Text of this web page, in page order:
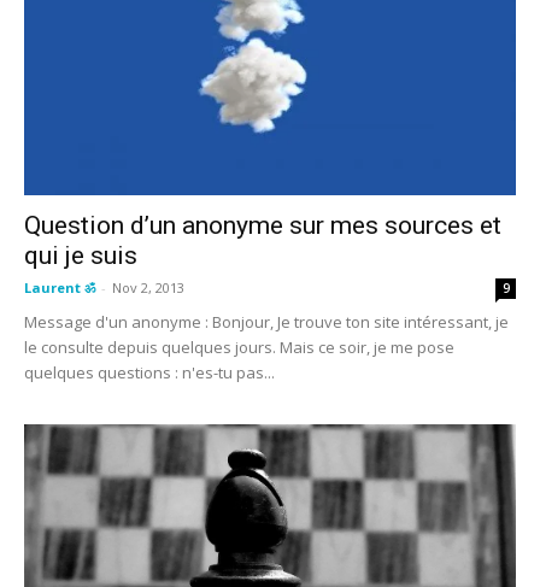
Question d’un anonyme sur mes sources et
qui je suis
Laurent ॐ - Nov 2, 2013 9
Message d'un anonyme : Bonjour, Je trouve ton site intéressant, je
le consulte depuis quelques jours. Mais ce soir, je me pose
quelques questions : n'es-tu pas...